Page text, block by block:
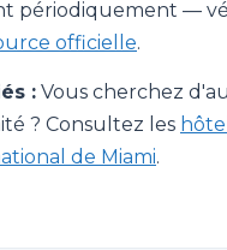
périodiquement —
officielle.
: Vous cherchez
? Consultez les
de Miami.